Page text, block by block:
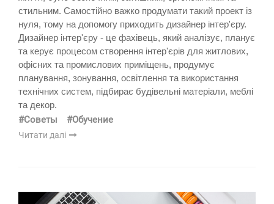
стильним. Самостійно важко продумати такий проект із
нуля, тому на допомогу приходить дизайнер інтер'єру.
Дизайнер інтер'єру - це фахівець, який аналізує, планує
та керує процесом створення інтер'єрів для житлових,
офісних та промислових приміщень, продумує
планування, зонування, освітлення та використання
технічних систем, підбирає будівельні матеріали, меблі
та декор.
#Советы #Обучение
Читати далі